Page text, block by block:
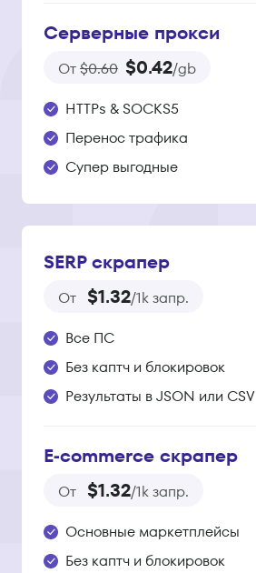
Серверные прокси
От$0.60 $0.42/gb
HTTPs & SOCKS5
Перенос трафика
Супер выгодные
SERP скрапер
От $1.32/1k запр.
Все ПС
Без каптч и блокировок
Результаты в JSON или CSV
E‑commerce скрапер
От $1.32/1k запр.
Основные маркетплейсы
Без каптч и блокировок